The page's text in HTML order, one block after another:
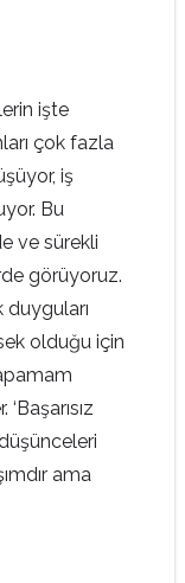
işte
çok fazla
iş
Bu
ve sürekli
görüyoruz.
olduğu için
ama